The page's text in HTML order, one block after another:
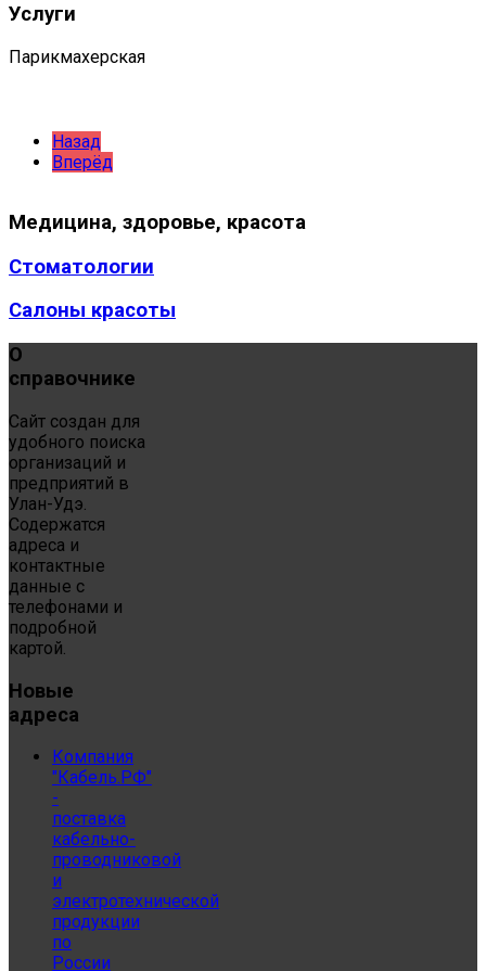
Услуги
Парикмахерская
Назад
Вперёд
Медицина, здоровье, красота
Стоматологии
Салоны красоты
О
справочнике
Сайт создан для
удобного поиска
организаций и
предприятий в
Улан-Удэ.
Содержатся
адреса и
контактные
данные с
телефонами и
подробной
картой.
Новые
адреса
Компания
"Кабель.РФ"
-
поставка
кабельно-
проводниковой
и
электротехнической
продукции
по
России